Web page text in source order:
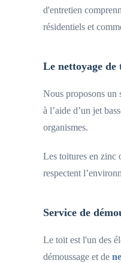
d'entretien
résidentiels et
Le nettoyage
Nous proposons un
à l’aide d’un jet
organismes.
Les toitures en zinc
respectent
Service de
Le toit est l'un des
démoussage et de